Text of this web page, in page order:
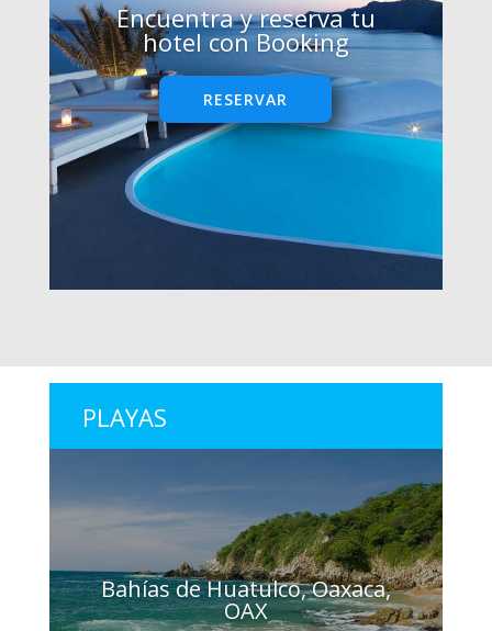
Encuentra y reserva tu
hotel con Booking
RESERVAR
PLAYAS
Bahías de Huatulco, Oaxaca,
OAX